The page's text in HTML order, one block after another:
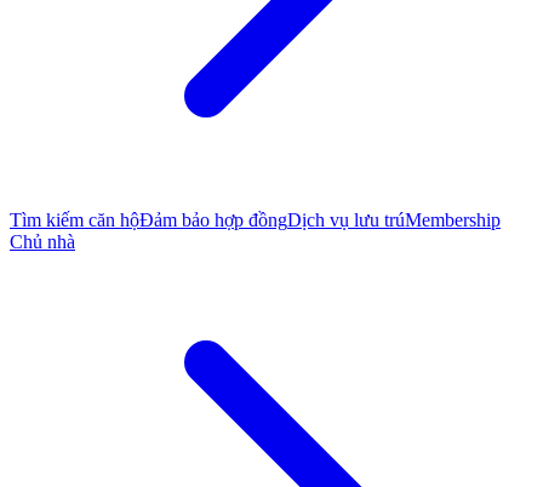
Tìm kiếm căn hộĐảm bảo hợp đồngDịch vụ lưu trúMembership
Chủ nhà